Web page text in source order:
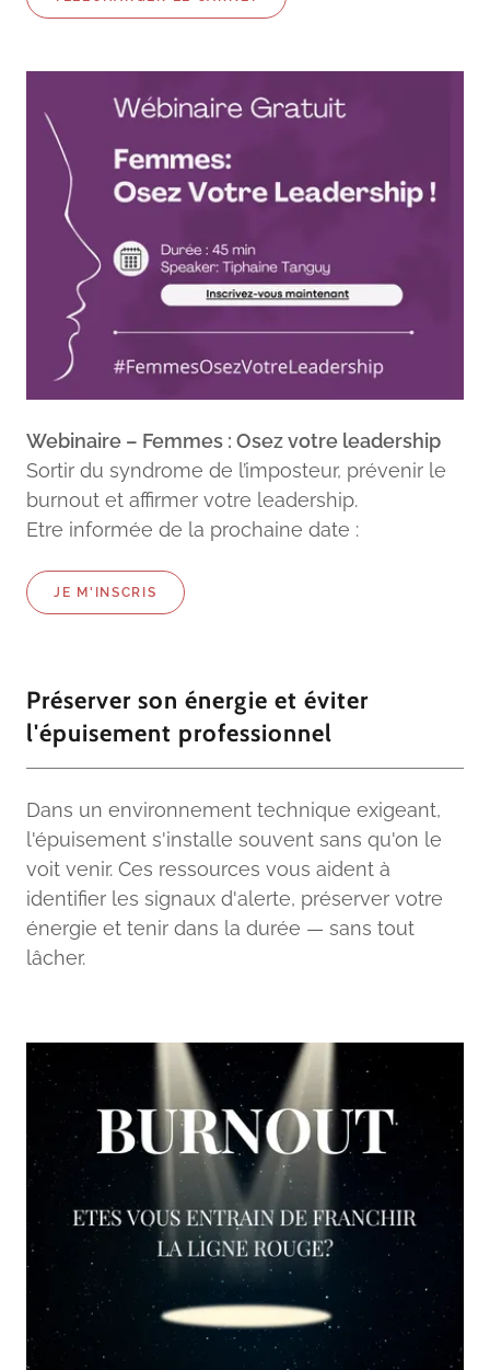
Webinaire – Femmes : Osez votre leadership
Sortir du syndrome de l’imposteur, prévenir le
burnout et affirmer votre leadership.
Etre informée de la prochaine date :
JE M'INSCRIS
Préserver son énergie et éviter
l'épuisement professionnel
Dans un environnement technique exigeant,
l'épuisement s'installe souvent sans qu'on le
voit venir. Ces ressources vous aident à
identifier les signaux d'alerte, préserver votre
énergie et tenir dans la durée — sans tout
lâcher.